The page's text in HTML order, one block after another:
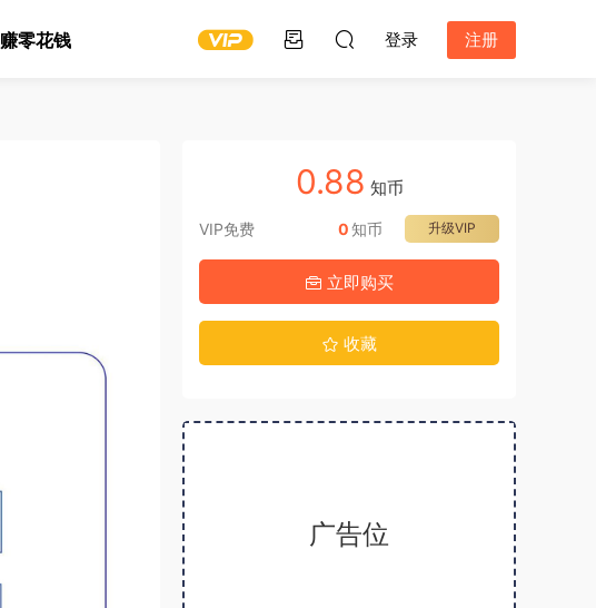
赚零花钱 登录 注册
0.88 知币
VIP免费 升级VIP
0知币
立即购买
收藏
广告位